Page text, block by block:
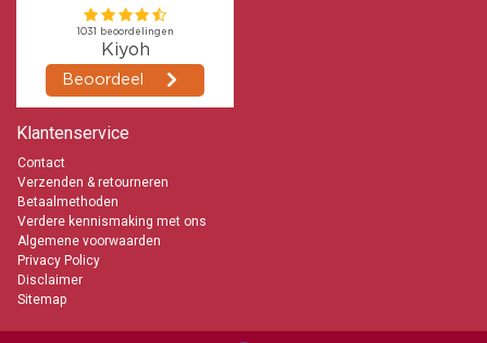
uitstralen.
Kleine kaarsen
Soms wel in 28 trendy kleuren
Boven de € 89 geen verzendkosten
Bolsius de beste kwaliteit
Snelle levering
Kaarsen-online de grootste webshop met alleen maar kaarsen
info@kaarsen-online.nl
0653871555
Klantenservice
Contact
Verzenden & retourneren
Betaalmethoden
Verdere kennismaking met ons
Algemene voorwaarden
Privacy Policy
Disclaimer
Sitemap